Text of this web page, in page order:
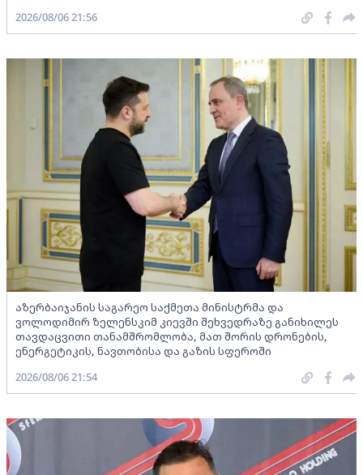
2026/08/06 21:56
აზერბაიჯანის საგარეო საქმეთა მინისტრმა და
ვოლოდიმირ ზელენსკიმ კიევში შეხვედრაზე განიხილეს
თავდაცვითი თანამშრომლობა, მათ შორის დრონების,
ენერგეტიკის, ნავთობისა და გაზის სფეროში
2026/08/06 21:54